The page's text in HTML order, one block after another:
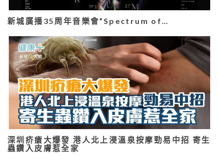
新城廣播35周年音樂會“Spectrum of…
深圳疥瘡大爆發 港人北上浸溫泉按摩勁易中招 寄生
蟲鑽入皮膚惹全家